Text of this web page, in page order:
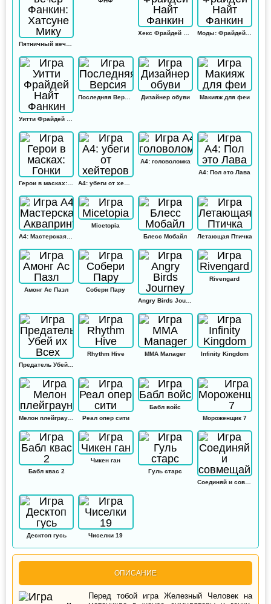
ОПИСАНИЕ
Перед тобой игра Железный Человек на
Моды: Фрайдей Найт Фанкин
Дизайнер обуви Макияж для феи
А4: головоломка
А4: Пол это Лава
Micetopia
Блесс Мобайл
Летающая Птичка
Амонг Ас Пазл
Собери Пару
Angry Birds Journey
Rivengard
Rhythm Hive MMA Manager Infinity Kingdom
Реал опер сити
Бабл войс
Мороженщик 7
Бабл квас 2
Чикен ган
Гуль старс
Соединяй и совмещай
Десктоп гусь Чиселки 19